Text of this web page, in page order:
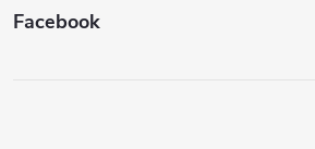
Facebook